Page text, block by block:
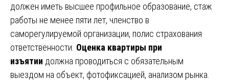
должен иметь высшее профильное образование, стаж
работы не менее пяти лет, членство в
саморегулируемой организации, полис страхования
ответственности. Оценка квартиры при
изъятии должна проводиться с обязательным
выездом на объект, фотофиксацией, анализом рынка.